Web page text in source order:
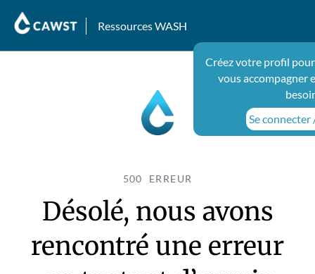
Ressources WASH
Créez votre profil
vous accompagner
Se
500 ERREUR
Désolé, nous avons
rencontré une erreur